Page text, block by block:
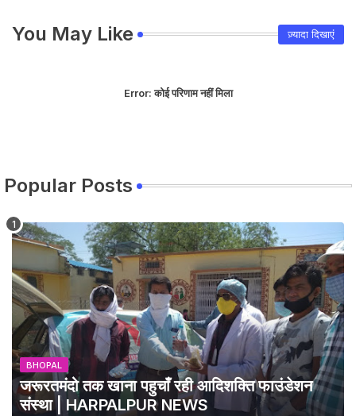
You May Like ज़्यादा दिखाएं
Error:कोई परिणाम नहीं मिला
Popular Posts
BHOPAL
जरूरतमंदो तक खाना पहुचाँ रही आदिशक्ति फाउंडेशन
संस्था | HARPALPUR NEWS